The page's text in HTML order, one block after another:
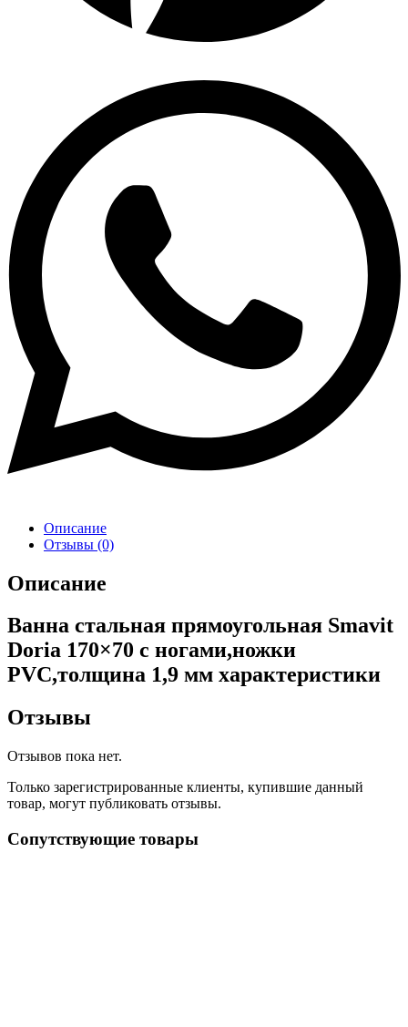
Описание
Отзывы (0)
Описание
Ванна стальная прямоугольная Smavit
Doria 170×70 с ногами,ножки
PVC,толщина 1,9 мм характеристики
Отзывы
Отзывов пока нет.
Только зарегистрированные клиенты, купившие данный
товар, могут публиковать отзывы.
Сопутствующие товары